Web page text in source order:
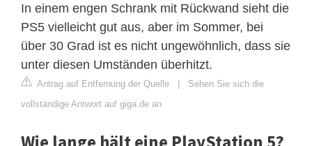
In einem engen Schrank mit Rückwand sieht die
PS5 vielleicht gut aus, aber im Sommer, bei
über 30 Grad ist es nicht ungewöhnlich, dass sie
unter diesen Umständen überhitzt.
Antrag auf Entfernung der Quelle | Sehen Sie sich die
vollständige Antwort auf giga.de an
Wie lange hält eine PlayStation 5?